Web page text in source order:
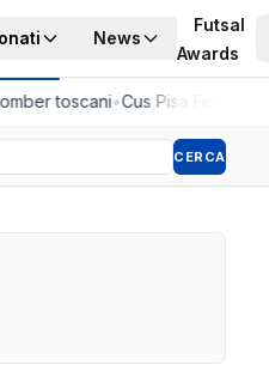
News
Futsal
Awards
toscani•Cus Pisa
CERCA